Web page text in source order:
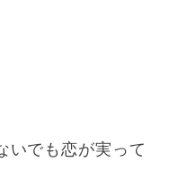
いでも恋が実って